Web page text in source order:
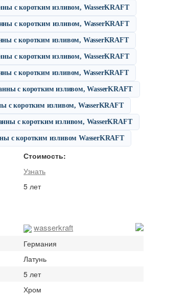
с коротким изливом, WasserKRAFT
с коротким изливом, WasserKRAFT
с коротким изливом, WasserKRAFT
с коротким изливом, WasserKRAFT
с коротким изливом, WasserKRAFT
с коротким изливом, WasserKRAFT
с коротким изливом, WasserKRAFT
с коротким изливом, WasserKRAFT
с коротким изливом WasserKRAFT
Стоимость:
Узнать
5 лет
wasserkraft
Германия
Латунь
5 лет
Хром